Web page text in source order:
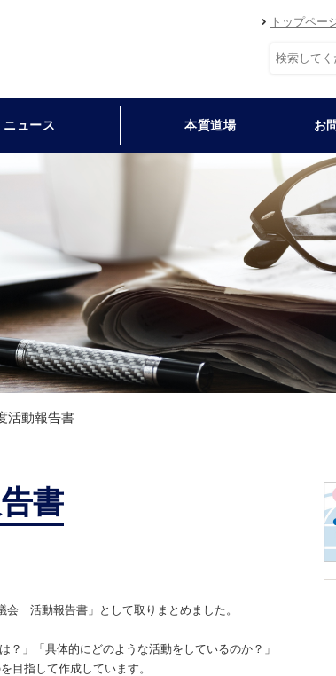
トップペー
ニュース 本質道場 お
活動報告書
書
活動報告書」として取りまとめました。
」「具体的にどのような活動をしているのか？」
目指して作成しています。